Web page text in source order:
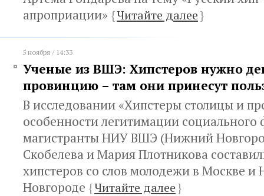
апроприации» {Читайте далее}
5 ноября / 14:33
Ученые из ВШЭ: Хипстеров нужно
провинцию – там они принесут
В исследовании «Хипстеры столицы и
особенности легитимации
магистранты НИУ ВШЭ (Нижний
Скобелева и Мария Плотникова
хипстеров со слов молодежи в Москве
Новгороде {Читайте далее}